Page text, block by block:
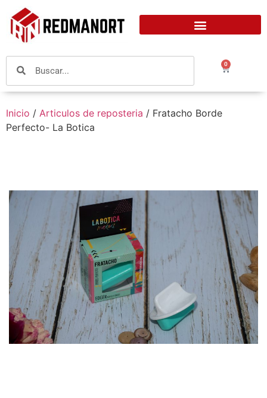
0
Inicio / Articulos de reposteria / Fratacho Borde
Perfecto- La Botica